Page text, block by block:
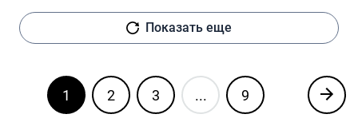
Показать еще
1 2 3 ... 9